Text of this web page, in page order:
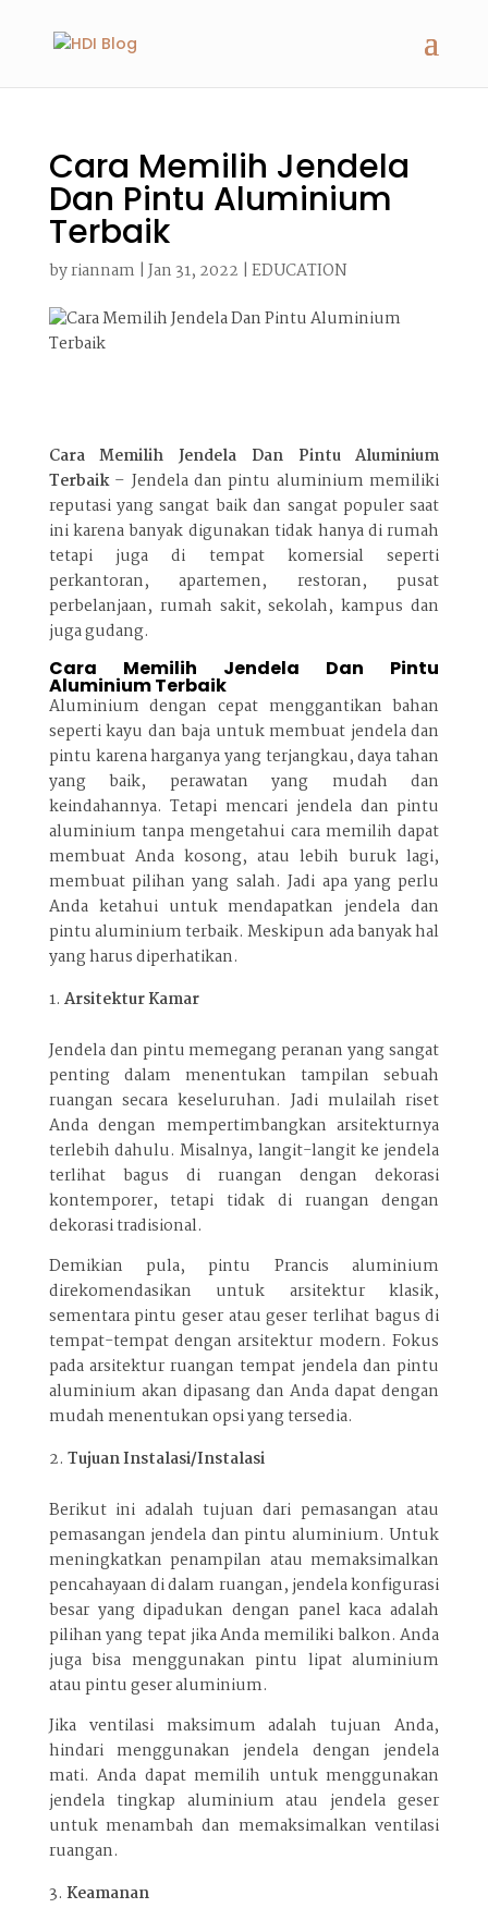
Cara Memilih Jendela
Dan Pintu Aluminium
Terbaik
byriannam |Jan 31, 2022 | EDUCATION
Cara Memilih Jendela Dan Pintu Aluminium
Terbaik– Jendela dan pintu aluminium memiliki
reputasi yang sangat baik dan sangat populer saat
ini karena banyak digunakan tidak hanya di rumah
tetapi juga di tempat komersial seperti
perkantoran, apartemen, restoran, pusat
perbelanjaan, rumah sakit, sekolah, kampus dan
juga gudang.
Cara Memilih Jendela Dan Pintu
Aluminium Terbaik
Aluminium dengan cepat menggantikan bahan
seperti kayu dan baja untuk membuat jendela dan
pintu karena harganya yang terjangkau, daya tahan
yang baik, perawatan yang mudah dan
keindahannya. Tetapi mencari jendela dan pintu
aluminium tanpa mengetahui cara memilih dapat
membuat Anda kosong, atau lebih buruk lagi,
membuat pilihan yang salah. Jadi apa yang perlu
Anda ketahui untuk mendapatkan jendela dan
pintu aluminium terbaik. Meskipun ada banyak hal
yang harus diperhatikan.
Arsitektur Kamar
Jendela dan pintu memegang peranan yang sangat
penting dalam menentukan tampilan sebuah
ruangan secara keseluruhan. Jadi mulailah riset
Anda dengan mempertimbangkan arsitekturnya
terlebih dahulu. Misalnya, langit-langit ke jendela
terlihat bagus di ruangan dengan dekorasi
kontemporer, tetapi tidak di ruangan dengan
dekorasi tradisional.
Demikian pula, pintu Prancis aluminium
direkomendasikan untuk arsitektur klasik,
sementara pintu geser atau geser terlihat bagus di
tempat-tempat dengan arsitektur modern. Fokus
pada arsitektur ruangan tempat jendela dan pintu
aluminium akan dipasang dan Anda dapat dengan
mudah menentukan opsi yang tersedia.
Tujuan Instalasi/Instalasi
Berikut ini adalah tujuan dari pemasangan atau
pemasangan jendela dan pintu aluminium. Untuk
meningkatkan penampilan atau memaksimalkan
pencahayaan di dalam ruangan, jendela konfigurasi
besar yang dipadukan dengan panel kaca adalah
pilihan yang tepat jika Anda memiliki balkon. Anda
juga bisa menggunakan pintu lipat aluminium
atau pintu geser aluminium.
Jika ventilasi maksimum adalah tujuan Anda,
hindari menggunakan jendela dengan jendela
mati. Anda dapat memilih untuk menggunakan
jendela tingkap aluminium atau jendela geser
untuk menambah dan memaksimalkan ventilasi
ruangan.
Keamanan